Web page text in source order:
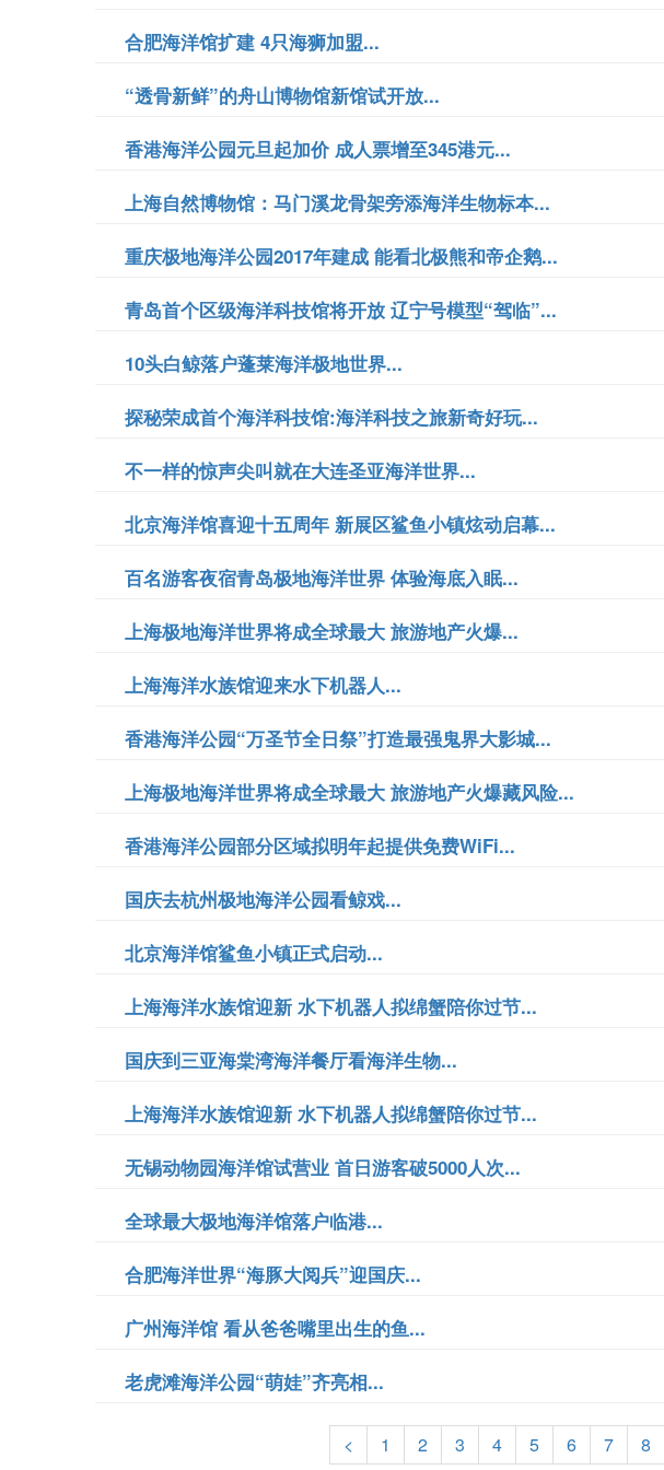
合肥海洋馆扩建 4只海狮加盟...
“透骨新鲜”的舟山博物馆新馆试开放...
香港海洋公园元旦起加价 成人票增至345港元...
上海自然博物馆：马门溪龙骨架旁添海洋生物标本...
重庆极地海洋公园2017年建成 能看北极熊和帝企鹅...
青岛首个区级海洋科技馆将开放 辽宁号模型“驾临”...
10头白鲸落户蓬莱海洋极地世界...
探秘荣成首个海洋科技馆:海洋科技之旅新奇好玩...
不一样的惊声尖叫就在大连圣亚海洋世界...
北京海洋馆喜迎十五周年 新展区鲨鱼小镇炫动启幕...
百名游客夜宿青岛极地海洋世界 体验海底入眠...
上海极地海洋世界将成全球最大 旅游地产火爆...
上海海洋水族馆迎来水下机器人...
香港海洋公园“万圣节全日祭”打造最强鬼界大影城...
上海极地海洋世界将成全球最大 旅游地产火爆藏风险...
香港海洋公园部分区域拟明年起提供免费WiFi...
国庆去杭州极地海洋公园看鲸戏...
北京海洋馆鲨鱼小镇正式启动...
上海海洋水族馆迎新 水下机器人拟绵蟹陪你过节...
国庆到三亚海棠湾海洋餐厅看海洋生物...
上海海洋水族馆迎新 水下机器人拟绵蟹陪你过节...
无锡动物园海洋馆试营业 首日游客破5000人次...
全球最大极地海洋馆落户临港...
合肥海洋世界“海豚大阅兵”迎国庆...
广州海洋馆 看从爸爸嘴里出生的鱼...
老虎滩海洋公园“萌娃”齐亮相...
< 1 2 3 4 5 6 7 8